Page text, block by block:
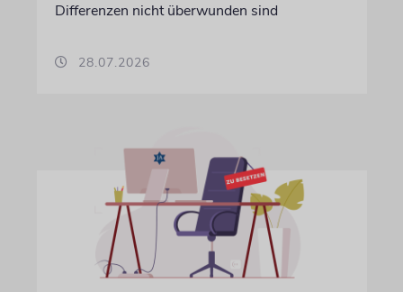
Differenzen nicht überwunden sind
28.07.2026